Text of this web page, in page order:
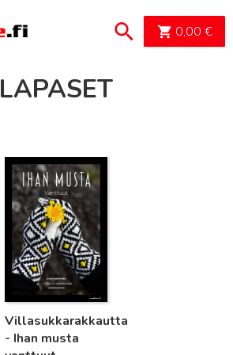
0,00 €
LAPASET
Villasukkarakkautta
- Ihan musta
Lue lisää